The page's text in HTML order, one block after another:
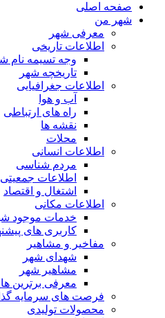
صفحه اصلی
شهر من
معرفی شهر
اطلاعات تاریخی
وجه تسیمه نام
تاریخچه شهر
اطلاعات جغرافیایی
آب و هوا
راه های ارتباطی
نقشه ها
محلات
اطلاعات انسانی
مردم شناسی
اطلاعات جمعیتی
اشتغال و اقتصاد
اطلاعات مکانی
خدمات موجود
کاربری های
مفاخیر و مشاهیر
شهدای شهر
مشاهیر شهر
معرفی برترین
فرصت های سرمایه
محصولات تولیدی